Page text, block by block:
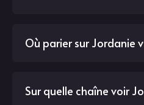
Où parier sur Jordanie
Sur quelle chaîne voir